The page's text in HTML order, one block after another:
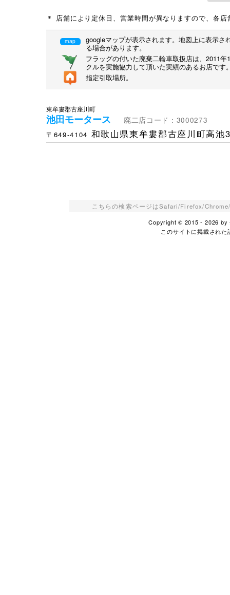
＊ 店舗により定休日、営業時間が異なりますので、各
map
googleマップが表示されます。地図上に表示
る場合があります。
フラッグの付いた廃棄二輪車取扱店は、2011
クルを実施協力して頂いた実績のあるお店です
指定引取場所。
東牟婁郡古座川町
池田モータース
廃二店コード：3000273
〒649-4104 和歌山県東牟婁郡古座川町高池
こちらの検索ページはSafari/Firefox/
Copyright © 2015 - 2026 by
このサイトに掲載され